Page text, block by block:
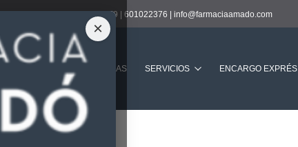
Contacto:938901239 | 601022376 | info@farmaciaamado.com
GUARDIAS SERVICIOS ENCARGO EXPRÉS
×